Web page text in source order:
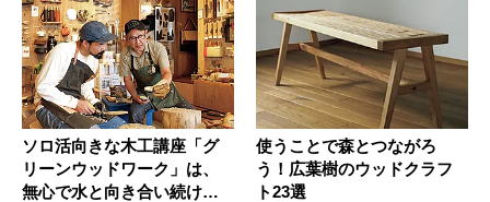
ソロ活向きな木工講座「グ
リーンウッドワーク」は、
無心で水と向き合い続ける
使うことで森とつながろ
う！広葉樹のウッドクラフ
ト23選